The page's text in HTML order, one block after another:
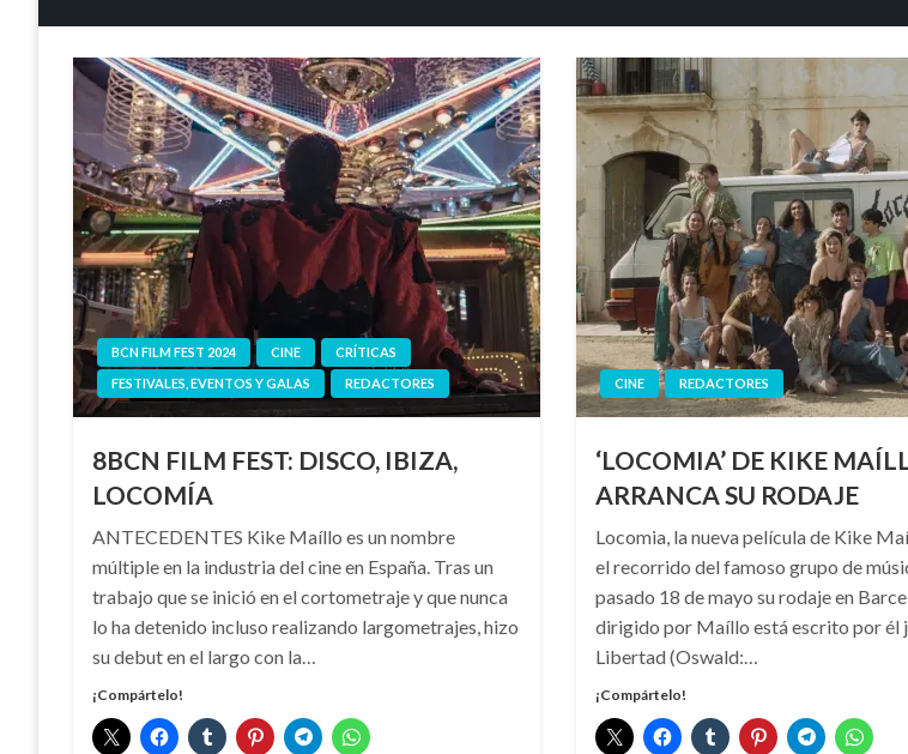
BCN FILM FEST 2024 CINE
CRÍTICAS
FESTIVALES, EVENTOS Y GALAS
REDACTORES
8BCN FILM FEST: DISCO, IBIZA,
LOCOMÍA
ANTECEDENTES Kike Maíllo es un nombre
múltiple en la industria del cine en España. Tras un
trabajo que se inició en el cortometraje y que nunca
lo ha detenido incluso realizando largometrajes, hizo
su debut en el largo con la…
¡Compártelo!
CINE REDACTORES
‘LOCOMIA’ DE KIKE
ARRANCA SU RODAJE
Locomia, la nueva película de Kike
el recorrido del famoso grupo de
pasado 18 de mayo su rodaje en
dirigido por Maíllo está escrito por él
Libertad (Oswald:…
¡Compártelo!